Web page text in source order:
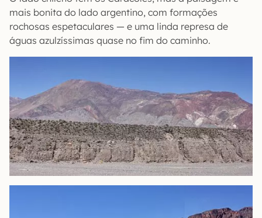
mais bonita do lado argentino, com formações
rochosas espetaculares — e uma linda represa de
águas azulzíssimas quase no fim do caminho.